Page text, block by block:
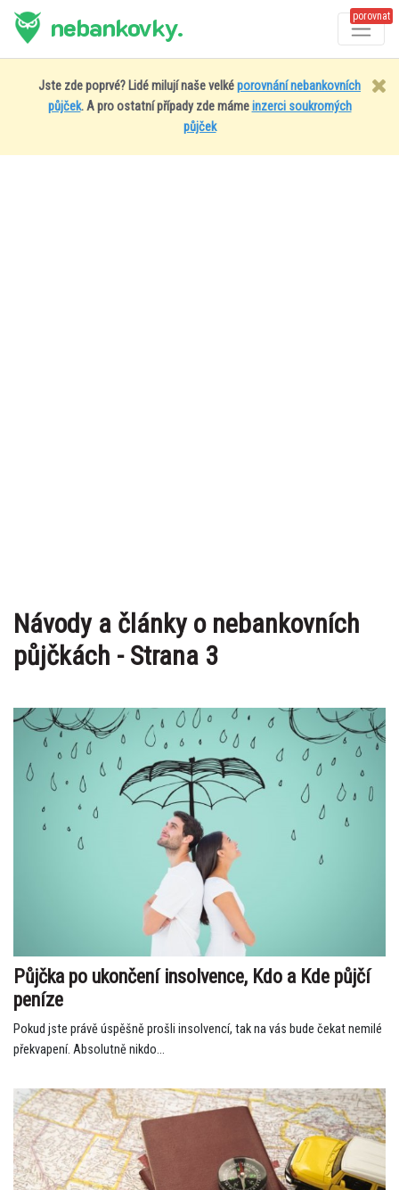
nebankovky. porovnat
Jste zde poprvé? Lidé milují naše velképorovnání nebankovních
půjček. A pro ostatní případy zde mámeinzerci soukromých
půjček
Návody a články o nebankovních
půjčkách - Strana 3
Půjčka po ukončení insolvence, Kdo a Kde půjčí
peníze
Pokud jste právě úspěšně prošli insolvencí, tak na vás bude čekat nemilé
překvapení. Absolutně nikdo...